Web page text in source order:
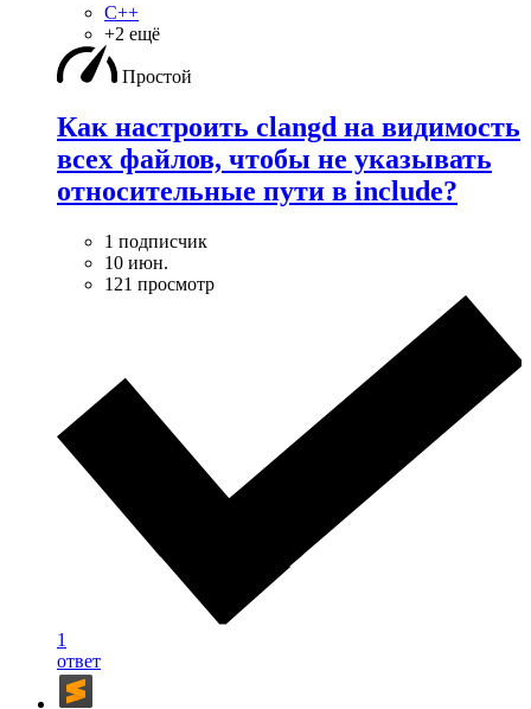
C++
+2 ещё
Простой
Как настроить clangd на видимость
всех файлов, чтобы не указывать
относительные пути в include?
1 подписчик
10 июн.
121 просмотр
1
ответ